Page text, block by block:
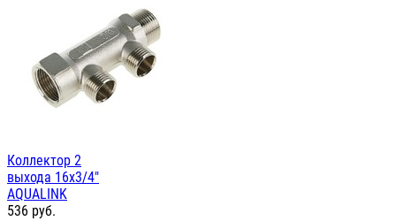
Коллектор 2
выхода 16х3/4"
AQUALINK
536 руб.